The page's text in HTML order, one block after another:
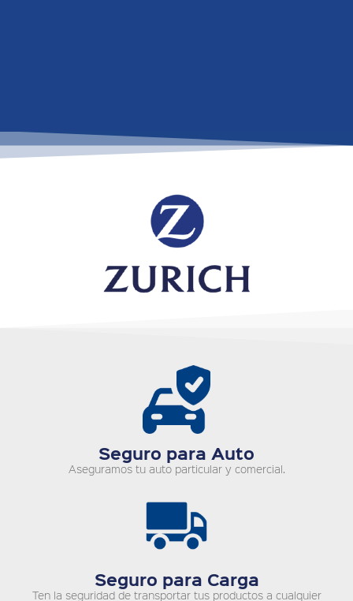
Seguro para Auto
Aseguramos tu auto particular y comercial.
Seguro para Carga
Ten la seguridad de transportar tus productos a cualquier